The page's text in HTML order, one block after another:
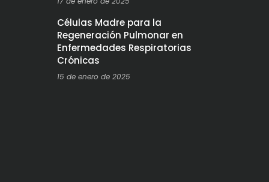
Células Madre para la
Regeneración Pulmonar en
Enfermedades Respiratorias
Crónicas
15 de enero de 2025